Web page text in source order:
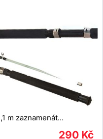
m zaznamenát…
290 Kč